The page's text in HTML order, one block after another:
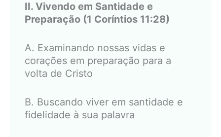
II. Vivendo em Santidade e
Preparação (1 Coríntios 11:28)
A. Examinando nossas vidas e
corações em preparação para a
volta de Cristo
B. Buscando viver em santidade e
fidelidade à sua palavra